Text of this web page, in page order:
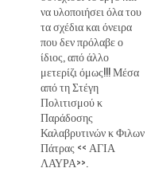
να υλοποιήσει όλα του
τα σχέδια και όνειρα
που δεν πρόλαβε ο
ίδιος, από άλλο
μετερίζι όμως!!! Μέσα
από τη Στέγη
Πολιτισμού κ
Παράδοσης
Καλαβρυτινών κ Φιλων
Πάτρας << ΑΓΙΑ
ΛΑΥΡΑ>>.